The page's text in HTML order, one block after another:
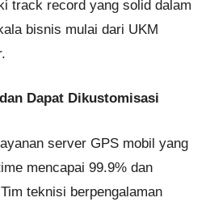
track record yang solid dalam
bisnis mulai dari UKM
Dapat Dikustomisasi
server GPS mobil yang
mencapai 99.9% dan
teknisi berpengalaman